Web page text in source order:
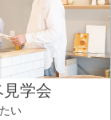
学会
い